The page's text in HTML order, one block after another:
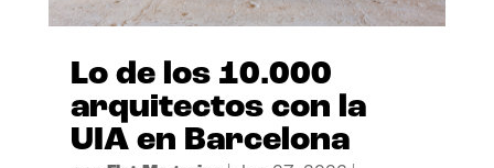
Lo de los 10.000
arquitectos con la
UIA en Barcelona